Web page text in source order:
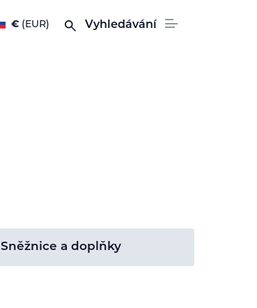
€ (EUR) Vyhledávání
Sněžnice a doplňky